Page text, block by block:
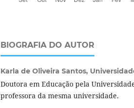
BIOGRAFIA DO AUTOR
Karla de Oliveira Santos,
Doutora em Educação pela
professora da mesma universidade.